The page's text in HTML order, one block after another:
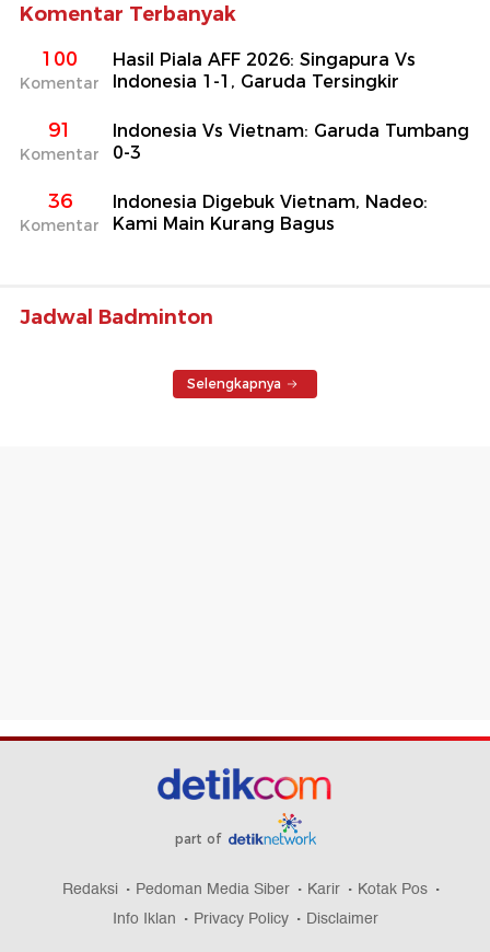
Komentar Terbanyak
100
Komentar
Hasil Piala AFF 2026: Singapura Vs
Indonesia 1-1, Garuda Tersingkir
91
Komentar
Indonesia Vs Vietnam: Garuda Tumbang
0-3
36
Komentar
Indonesia Digebuk Vietnam, Nadeo:
Kami Main Kurang Bagus
Jadwal Badminton
Selengkapnya
part of
Redaksi Pedoman Media Siber Karir
Kotak Pos
Info Iklan
Privacy Policy Disclaimer